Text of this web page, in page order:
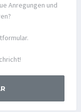
Anregungen und